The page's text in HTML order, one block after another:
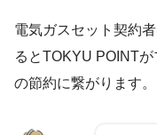
電気ガスセット契約
るとTOKYU POINT
の節約に繋がります。